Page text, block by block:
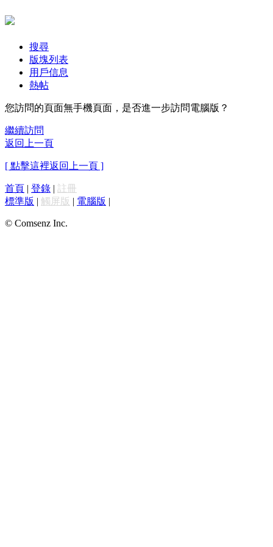
搜尋
版塊列表
用戶信息
熱帖
您訪問的頁面無手機頁面，是否進一步訪問電腦版？
繼續訪問
返回上一頁
[ 點擊這裡返回上一頁 ]
首頁 | 登錄 | 註冊
標準版 | 觸屏版 | 電腦版 |
© Comsenz Inc.